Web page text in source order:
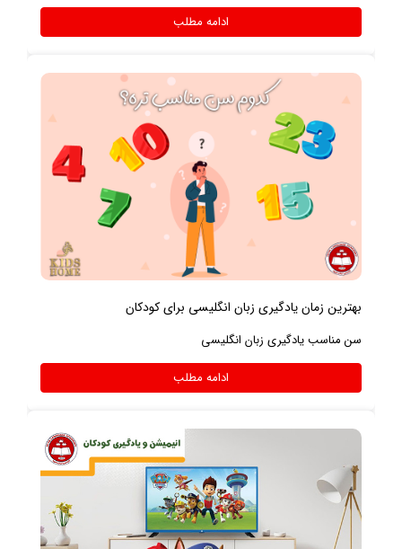
ادامه مطلب
بهترین زمان یادگیری زبان انگلیسی برای کودکان
سن مناسب یادگیری زبان انگلیسی
ادامه مطلب